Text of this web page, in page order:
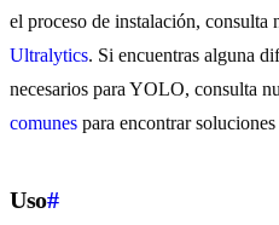
el proceso de instalación, consulta
Ultralytics. Si encuentras alguna
necesarios para YOLO, consulta
comunes para encontrar
Uso#